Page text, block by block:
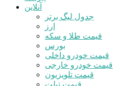
آنلاین
جدول لیگ برتر
ارز
قیمت طلا و سکه
بورس
قیمت خودرو داخلی
قیمت خودرو خارجی
قیمت تلویزیون